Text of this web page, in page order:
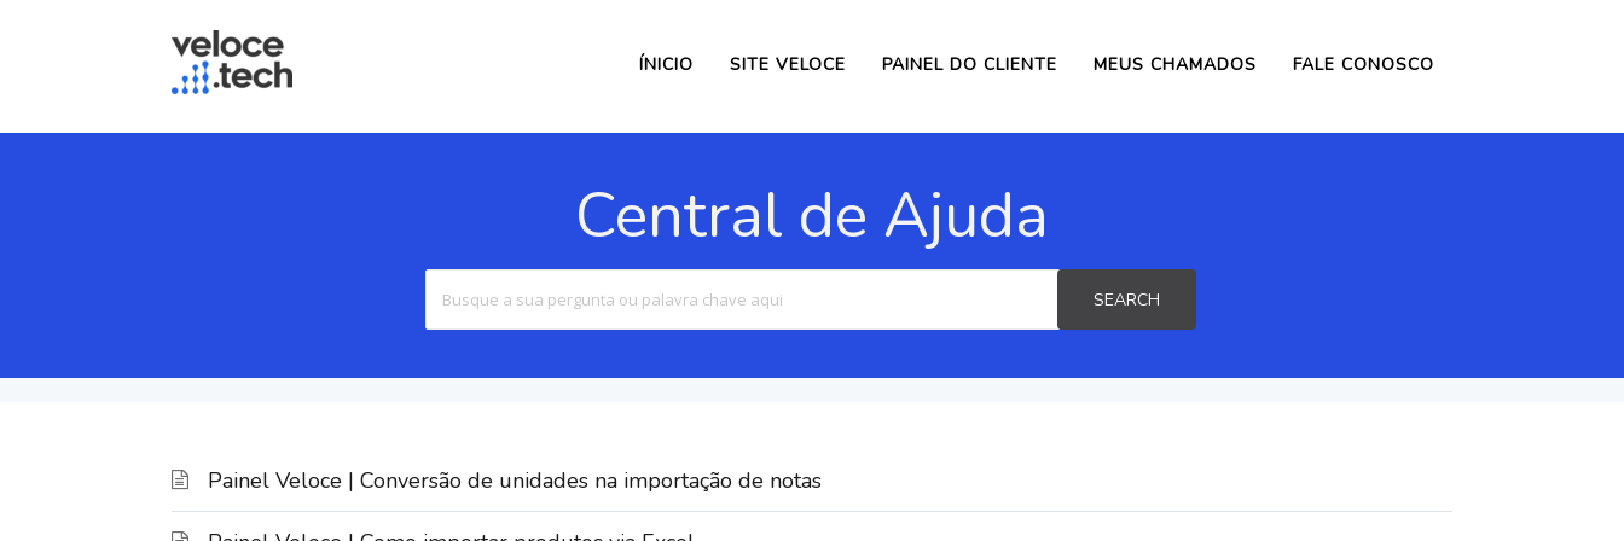
ÍNICIO SITE VELOCE PAINEL DO CLIENTE MEUS CHAMADOS FALE CONOSCO
Central de Ajuda
SEARCH
Painel Veloce | Conversão de unidades na importação de notas